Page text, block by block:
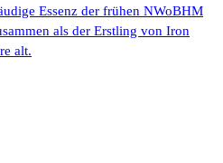
Essenz der frühen NWoBHM
als der Erstling von Iron
alt.